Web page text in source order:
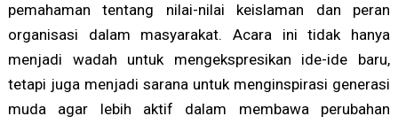
pemahaman tentang nilai-nilai keislaman dan peran
organisasi dalam masyarakat. Acara ini tidak hanya
menjadi wadah untuk mengekspresikan ide-ide baru,
tetapi juga menjadi sarana untuk menginspirasi generasi
muda agar lebih aktif dalam membawa perubahan